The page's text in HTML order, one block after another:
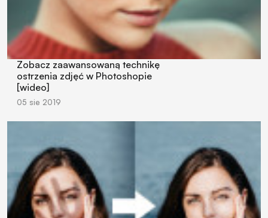
Zobacz zaawansowaną technikę
ostrzenia zdjęć w Photoshopie
[wideo]
05 sie 2019